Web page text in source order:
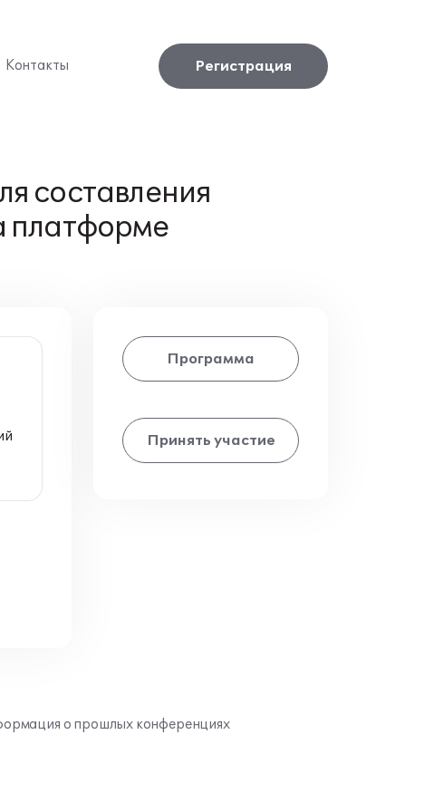
Контакты Регистрация
составления
платформе
Программа
Принять участие
о прошлых конференциях